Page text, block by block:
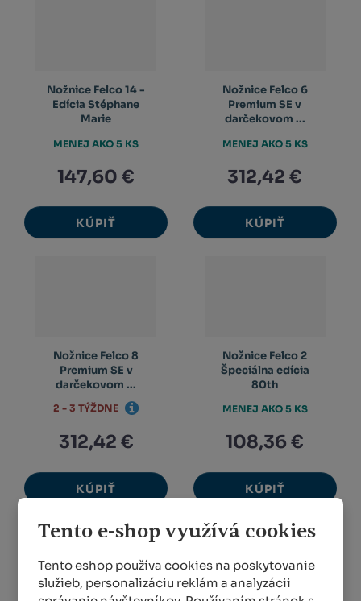
Tento e-shop využívá cookies
Tento eshop používa cookies na poskytovanie
služieb, personalizáciu reklám a analyzácii
Nožnice Felco 14 -
Edícia Stéphane
Marie
147,60 €
KÚPIŤ
MENEJ AKO 5 KS
Nožnice Felco 6
Premium SE v
darčekovom ...
312,42 €
KÚPIŤ
MENEJ AKO 5 KS
Nožnice Felco 8
Premium SE v
darčekovom ...
312,42 €
KÚPIŤ
2 - 3 TÝŽDNE
Nožnice Felco 2
Špeciálna edícia
80th
108,36 €
KÚPIŤ
MENEJ AKO 5 KS